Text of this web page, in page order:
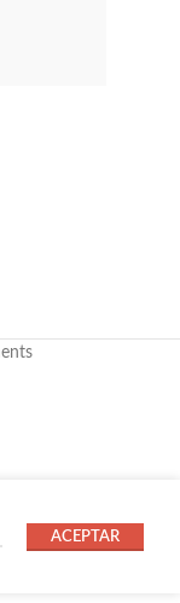
ACEPTAR